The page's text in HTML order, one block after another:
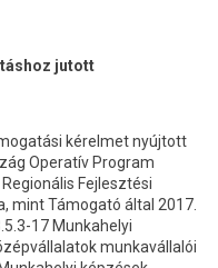
jutott
kérelmet nyújtott
Operatív Program
Fejlesztési
mint Támogató által 2017.
17 Munkahelyi
munkavállalói